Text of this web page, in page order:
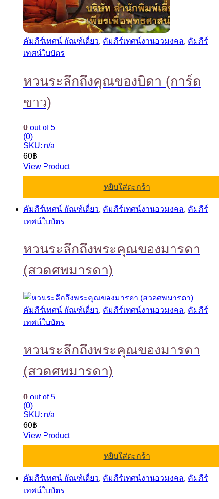
คัมภีร์เทศน์ กัณฑ์เดี่ยว, คัมภีร์เทศน์งานอวมงคล, คัมภีร์
เทศน์ใบบัตร
หวนระลึกถึงคุณของบิดา (การ์ด
ขาว)
0 out of 5
(0)
SKU: n/a
60฿
View Product
หยิบใส่ตะกร้า
คัมภีร์เทศน์ กัณฑ์เดี่ยว, คัมภีร์เทศน์งานอวมงคล, คัมภีร์
เทศน์ใบบัตร
หวนระลึกถึงพระคุณของมารดา
(สวดศพมารดา)
คัมภีร์เทศน์ กัณฑ์เดี่ยว, คัมภีร์เทศน์งานอวมงคล, คัมภีร์
เทศน์ใบบัตร
หวนระลึกถึงพระคุณของมารดา
(สวดศพมารดา)
0 out of 5
(0)
SKU: n/a
60฿
View Product
หยิบใส่ตะกร้า
คัมภีร์เทศน์ กัณฑ์เดี่ยว, คัมภีร์เทศน์งานอวมงคล, คัมภีร์
เทศน์ใบบัตร